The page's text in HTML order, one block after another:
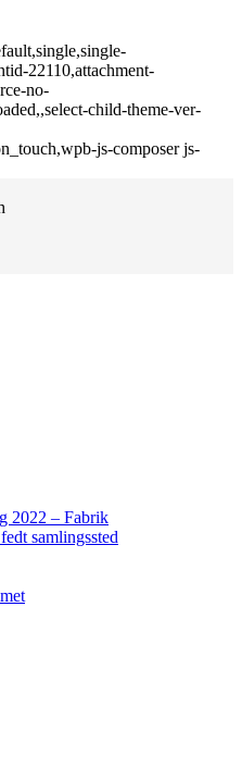
22110,attachment-
no-
child-theme-ver-
js-composer js-
2022 – Fabrik
samlingssted